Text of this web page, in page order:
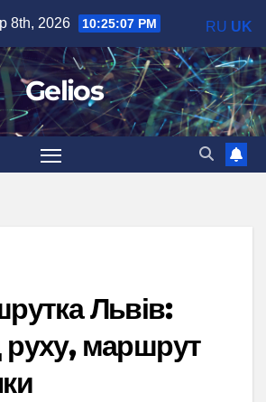
8th, 2026 10:25:08 PM
Gelios
Львів:
руху, маршрут
RU UK